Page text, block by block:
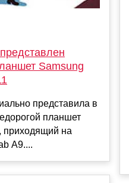
Samsung
представила в
планшет
приходящий на
A9....